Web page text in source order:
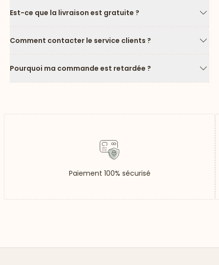
Est-ce que la livraison est gratuite ?
Comment contacter le service clients ?
Pourquoi ma commande est retardée ?
Paiement 100% sécurisé